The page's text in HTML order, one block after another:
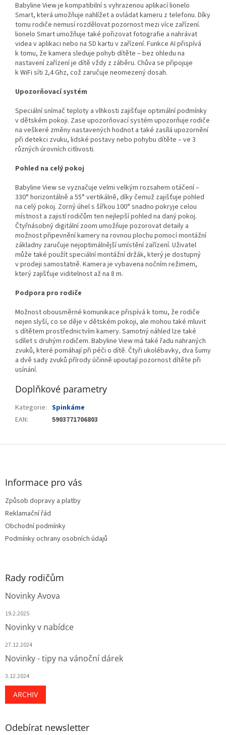
Babyline View je kompatibilní s vyhrazenou aplikací lionelo
Smart, která umožňuje nahlížet a ovládat kameru z telefonu. Díky
tomu rodiče nemusí rozdělovat pozornost mezi více zařízení.
lionelo Smart umožňuje také pořizovat fotografie a nahrávat
videa v aplikaci nebo na SD kartu v zařízení. Funkce AI přispívá
k tomu, že kamera sleduje pohyb dítěte – bez ohledu na
nastavení zařízení je dítě vždy z záběru. Chůva se připojuje
k WiFi síti 2,4 Ghz, což zaručuje neomezený dosah.
Upozorňovací systém
Speciální snímač teploty a vlhkosti zajišťuje optimální podmínky
v dětském pokoji. Zase upozorňovací systém upozorňuje rodiče
na veškeré změny nastavených hodnot a také zasílá upozornění
při detekci zvuku, lidské postavy nebo pohybu dítěte – ve 3
různých úrovních citlivosti.
Pohled na celý pokoj
Babyline View se vyznačuje velmi velkým rozsahem otáčení –
330° horizontálně a 55° vertikálně, díky čemuž zajišťuje pohled
na celý pokoj. Zorný úhel s šířkou 100° snadno pokryje celou
místnost a zajistí rodičům ten nejlepší pohled na daný pokoj.
Čtyřnásobný digitální zoom umožňuje pozorovat detaily a
možnost připevnění kamery na rovnou plochu pomocí montážní
základny zaručuje nejoptimálnější umístění zařízení. Uživatel
může také použít speciální montážní držák, který je dostupný
v prodeji samostatně. Kamera je vybavena nočním režimem,
který zajišťuje viditelnost až na 8 m.
Podpora pro rodiče
Možnost obousměrné komunikace přispívá k tomu, že rodiče
nejen slyší, co se děje v dětském pokoji, ale mohou také mluvit
s dítětem prostřednictvím kamery. Samotný náhled lze také
sdílet s druhým rodičem. Babyline View má také řadu nahraných
zvuků, které pomáhají při péči o dítě. Čtyři ukolébavky, dva šumy
a dvě sady zvuků přírody účinně upoutají pozornost dítěte při
usínání.
Doplňkové parametry
Kategorie: Spinkáme
EAN: 5903771706803
Z
Informace pro vás
Způsob dopravy a platby
Reklamační řád
Obchodní podmínky
Podmínky ochrany osobních údajů
Rady rodičům
Novinky Avova
19.2.2025
Novinky v nabídce
27.12.2024
Novinky - tipy na vánoční dárek
3.12.2024
ARCHIV
Odebírat newsletter